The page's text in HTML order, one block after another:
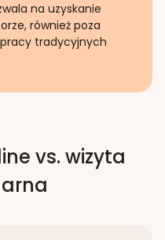
na uzyskanie
również poza
tradycyjnych
vs. wizyta